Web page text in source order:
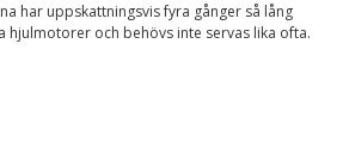
har uppskattningsvis fyra gånger så lång
hjulmotorer och behövs inte servas lika ofta.